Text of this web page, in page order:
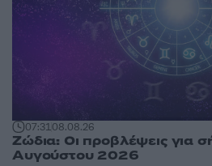
07:3108.08.26
Ζώδια: Οι προβλέψεις για
Αυγούστου 2026